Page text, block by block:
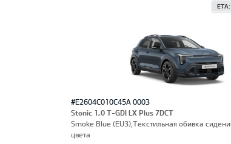
#E2604C010C45A 0003
Stonic 1,0 T-GDI LX Plus 7DCT
Smoke Blue (EU3),Текстильная обивка
цвета